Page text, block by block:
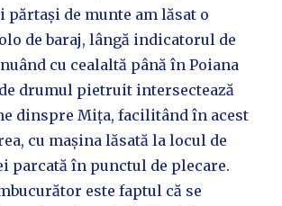
părtași de munte am lăsat o
de baraj, lângă indicatorul de
cu cealaltă până în Poiana
drumul pietruit intersectează
dinspre Mița, facilitând în acest
cu mașina lăsată la locul de
parcată în punctul de plecare.
este faptul că se